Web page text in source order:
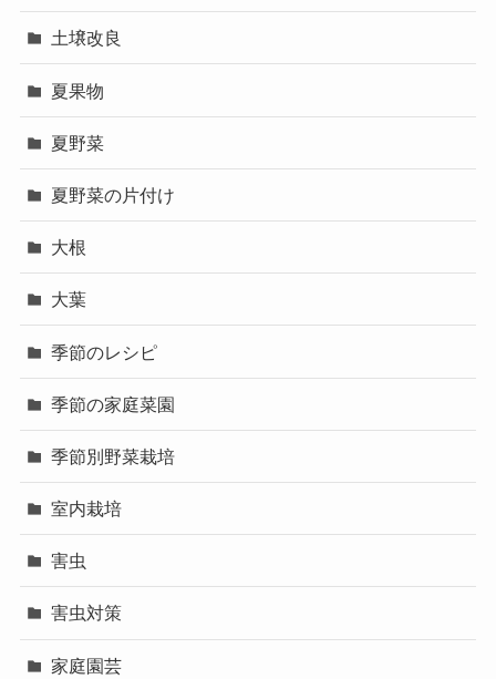
土壌改良
夏果物
夏野菜
夏野菜の片付け
大根
大葉
季節のレシピ
季節の家庭菜園
季節別野菜栽培
室内栽培
害虫
害虫対策
家庭園芸